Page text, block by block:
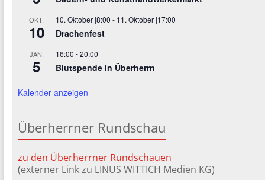
OKT.
10
10. Oktober |8:00 - 11. Oktober |17:00
Drachenfest
JAN.
5
16:00 -20:00
Blutspende in Überherrn
Kalender anzeigen
Überherrner Rundschau
zu den Überherrner Rundschauen
(externer Link zu LINUS WITTICH Medien KG)